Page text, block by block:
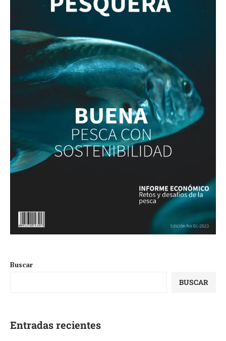
Buscar
BUSCAR
Entradas recientes